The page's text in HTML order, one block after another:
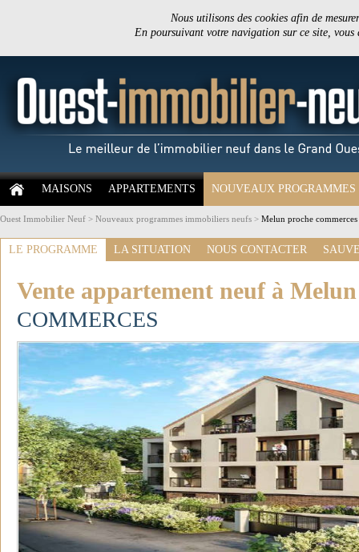
Nous utilisons des cookies afin de
En poursuivant votre navigation sur ce site,
MAISONS APPARTEMENTS NOUVEAUX PROGRAMMES
Ouest Immobilier Neuf > Nouveaux programmes immobiliers neufs > Melun proche
LE PROGRAMME LA SITUATION NOUS CONTACTER
Vente appartement neuf à
COMMERCES